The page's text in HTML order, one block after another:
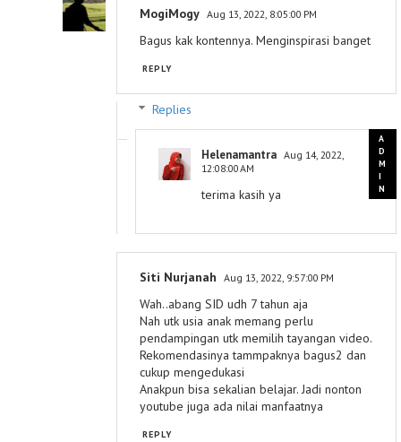
MogiMogy Aug 13, 2022, 8:05:00 PM
Bagus kak kontennya. Menginspirasi banget
REPLY
Replies
Helenamantra Aug 14, 2022,
12:08:00 AM
terima kasih ya
Siti Nurjanah Aug 13, 2022, 9:57:00 PM
Wah..abang SID udh 7 tahun aja
Nah utk usia anak memang perlu
pendampingan utk memilih tayangan video.
Rekomendasinya tammpaknya bagus2 dan
cukup mengedukasi
Anakpun bisa sekalian belajar. Jadi nonton
youtube juga ada nilai manfaatnya
REPLY